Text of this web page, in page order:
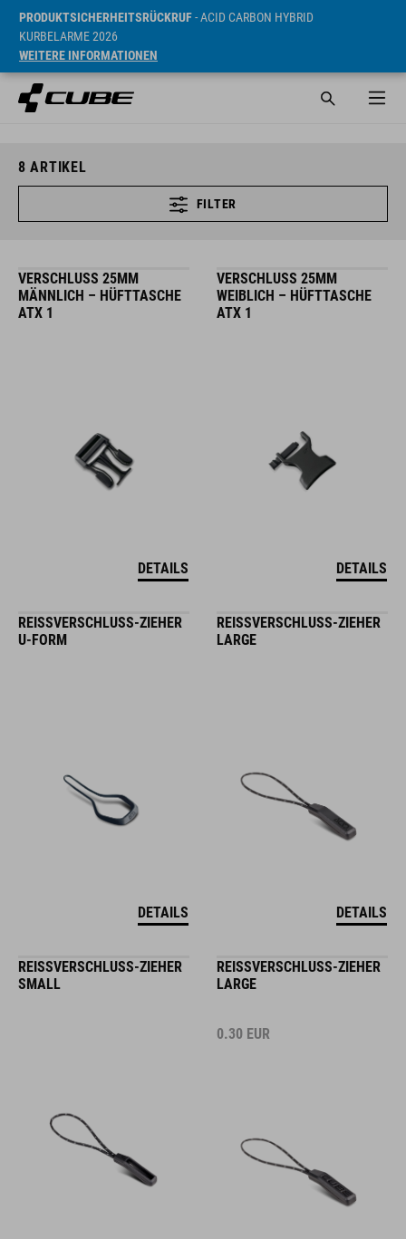
PRODUKTSICHERHEITSRÜCKRUF- ACID CARBON HYBRID
KURBELARME 2026
WEITERE INFORMATIONEN
8 ARTIKEL
FILTER
VERSCHLUSS 25MM
MÄNNLICH – HÜFTTASCHE
ATX 1
DETAILS
VERSCHLUSS 25MM
WEIBLICH – HÜFTTASCHE
ATX 1
DETAILS
REISSVERSCHLUSS-ZIEHER U
-FORM
DETAILS
REISSVERSCHLUSS-ZIEHER L
ARGE
DETAILS
REISSVERSCHLUSS-ZIEHER S
MALL
REISSVERSCHLUSS-ZIEHER L
ARGE
0.30 EUR